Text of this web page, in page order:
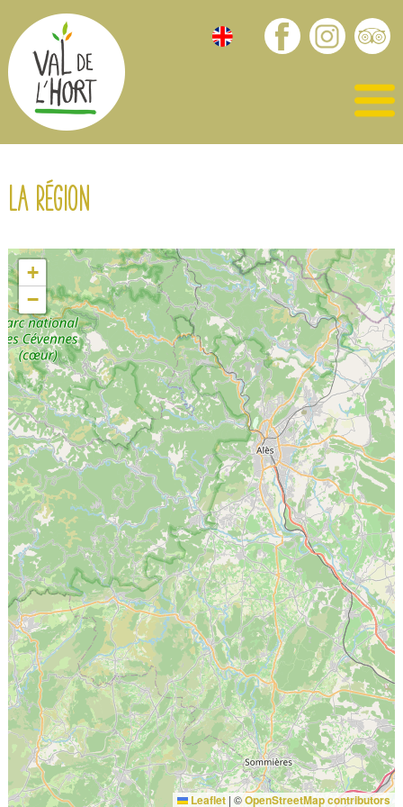
La région
+
−
Leaflet | ©OpenStreetMap contributors